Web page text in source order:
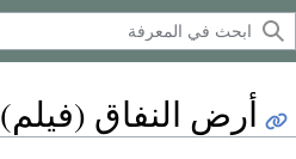
أرض النفاق (فيلم)